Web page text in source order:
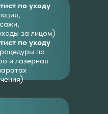
по уходу
за лицом)
по уходу
по
и лазерная